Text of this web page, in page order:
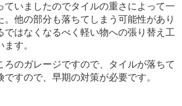
ていましたのでタイルの重さによって一
。他の部分も落ちてしまう可能性があり
ではなくなるべく軽い物への張り替え工
す。
のガレージですので、タイルが落ちて
ですので、早期の対策が必要です。